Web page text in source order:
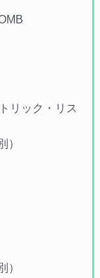
リック・リス
）
）